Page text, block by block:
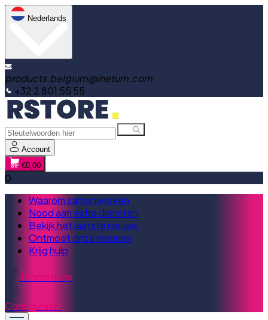
Nederlands
products.belgium@inetum.com
+32 2 801 55 55
Account
€0,00
0
Waarom samenwerken
Nood aan extra diensten
Bekijk het laatste nieuws
Ontmoet onze mensen
Krijg hulp
Promotions
Configurator